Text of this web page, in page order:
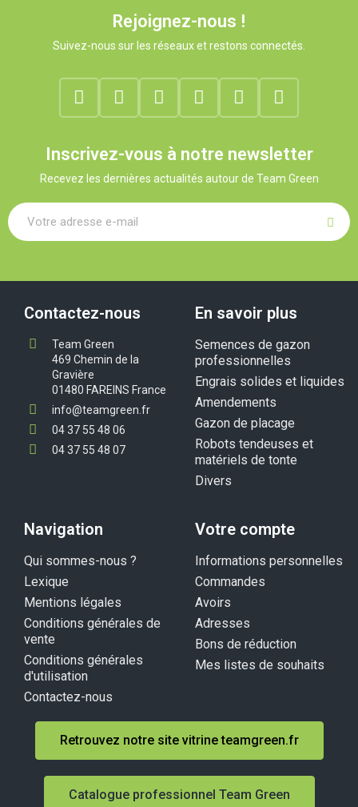
Rejoignez-nous !
Suivez-nous sur les réseaux et restons connectés.
Inscrivez-vous à notre newsletter
Recevez les dernières actualités autour de Team Green
Contactez-nous
Team Green
469 Chemin de la
Gravière
01480 FAREINS France
info@teamgreen.fr
04 37 55 48 06
04 37 55 48 07
En savoir plus
Semences de gazon
professionnelles
Engrais solides et liquides
Amendements
Gazon de placage
Robots tendeuses et
matériels de tonte
Divers
Navigation
Qui sommes-nous ?
Lexique
Mentions légales
Conditions générales de
vente
Conditions générales
d'utilisation
Contactez-nous
Votre compte
Informations personnelles
Commandes
Avoirs
Adresses
Bons de réduction
Mes listes de souhaits
Retrouvez notre site vitrine teamgreen.fr
Catalogue professionnel Team Green